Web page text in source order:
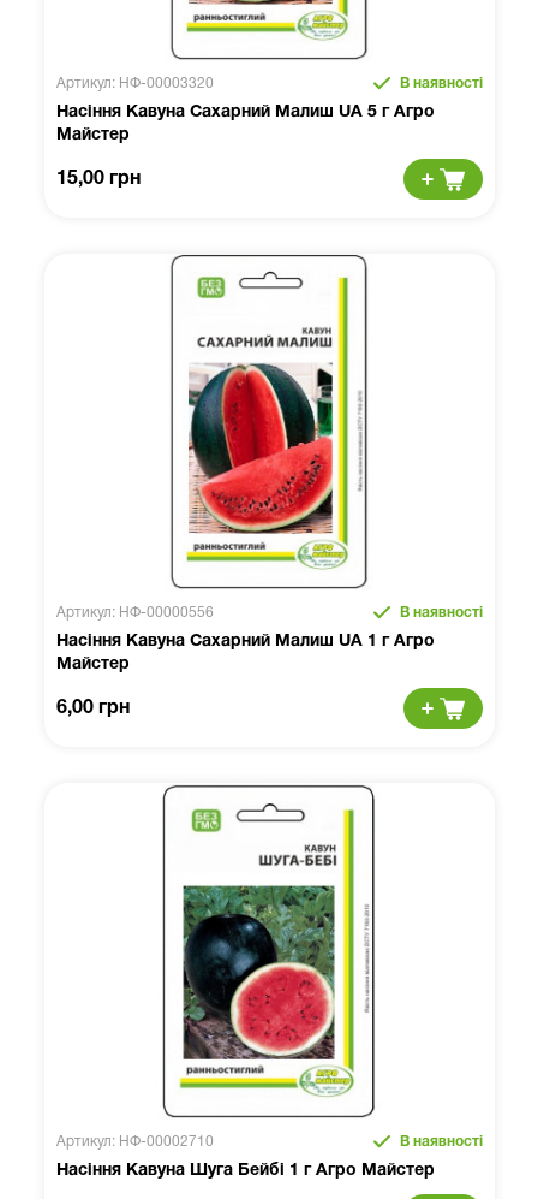
Артикул: НФ-00003320 В наявності
Насіння Кавуна Сахарний Малиш UA 5 г Агро
Майстер
15,00 грн
Артикул: НФ-00000556 В наявності
Насіння Кавуна Сахарний Малиш UA 1 г Агро
Майстер
6,00 грн
Артикул: НФ-00002710 В наявності
Насіння Кавуна Шуга Бейбі 1 г Агро Майстер